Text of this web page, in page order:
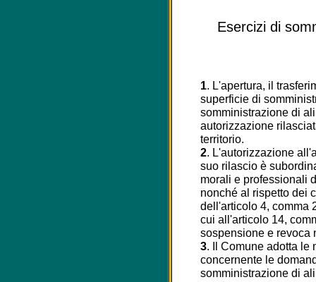
Esercizi di
1. L'apertura, il
superficie di
somministrazione di
autorizzazione
territorio.
2. L'autorizzazione
suo rilascio è
morali e professionali
nonché al rispetto dei
dell'articolo 4, comma
cui all'articolo 14,
sospensione e revoca
3. Il Comune adotta le
concernente le
somministrazione di